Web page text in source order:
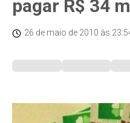
pagar R$ 34
26 de maio de 2010 às